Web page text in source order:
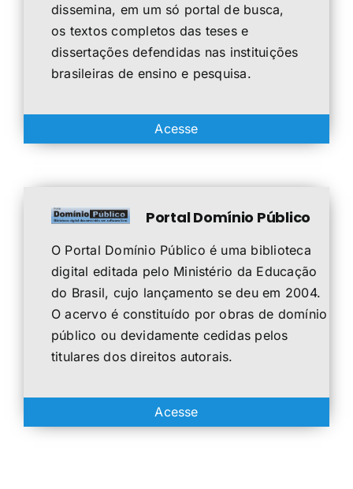
dissemina, em um só portal de busca,
os textos completos das teses e
dissertações defendidas nas instituições
brasileiras de ensino e pesquisa.
Acesse
Portal Domínio Público
O Portal Domínio Público é uma biblioteca
digital editada pelo Ministério da Educação
do Brasil, cujo lançamento se deu em 2004.
O acervo é constituído por obras de domínio
público ou devidamente cedidas pelos
titulares dos direitos autorais.
Acesse